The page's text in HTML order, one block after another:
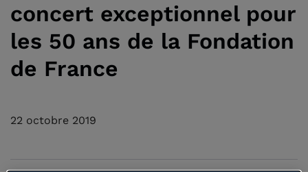
concert exceptionnel pour
les 50 ans de la Fondation
de France
22 octobre 2019